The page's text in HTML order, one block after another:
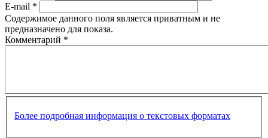
E-mail *
Содержимое данного поля является приватным и не
предназначено для показа.
Комментарий *
Более подробная информация о текстовых форматах